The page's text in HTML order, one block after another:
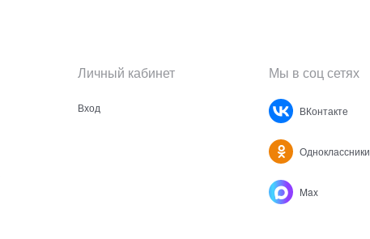
Личный кабинет
Вход
Мы в соц сетях
ВКонтакте
Одноклассники
Max